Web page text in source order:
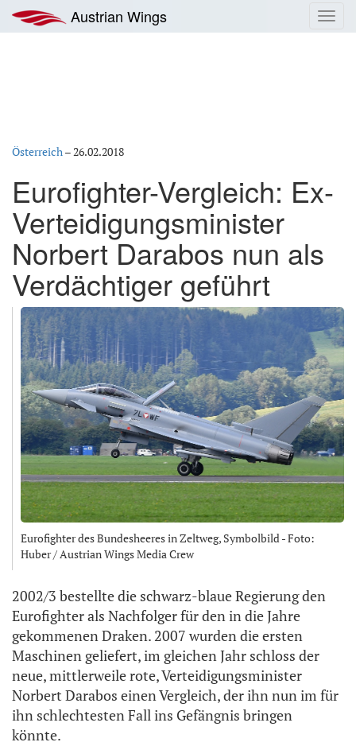
Inhalt
springen
Austrian Wings
Österreich–26.02.2018
Eurofighter-Vergleich: Ex-
Verteidigungsminister
Norbert Darabos nun als
Verdächtiger geführt
Eurofighter des Bundesheeres in Zeltweg, Symbolbild - Foto:
Huber / Austrian Wings Media Crew
2002/3 bestellte die schwarz-blaue Regierung den
Eurofighter als Nachfolger für den in die Jahre
gekommenen Draken. 2007 wurden die ersten
Maschinen geliefert, im gleichen Jahr schloss der
neue, mittlerweile rote, Verteidigungsminister
Norbert Darabos einen Vergleich, der ihn nun im für
ihn schlechtesten Fall ins Gefängnis bringen
könnte.